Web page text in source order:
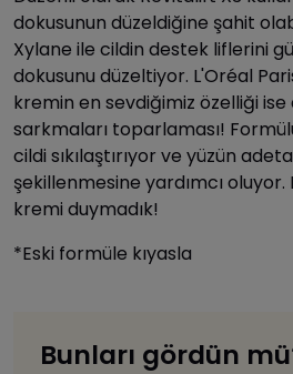
dokusunun düzeldiğine şahit
Xylane ile cildin destek liflerini
dokusunu düzeltiyor. L'Oréal
kremin en sevdiğimiz özelliği ise
sarkmaları toparlaması!
cildi sıkılaştırıyor ve yüzün
şekillenmesine yardımcı
kremi duymadık!
*Eski formüle kıyasla
Bunları gördün